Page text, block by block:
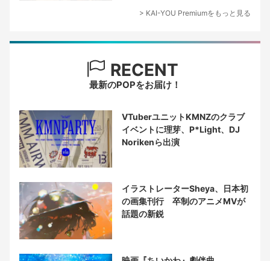
> KAI-YOU Premiumをもっと見る
RECENT
最新のPOPをお届け！
VTuberユニットKMNZのクラブ
イベントに理芽、P*Light、DJ
Norikenら出演
イラストレーターSheya、日本初
の画集刊行 卒制のアニメMVが
話題の新鋭